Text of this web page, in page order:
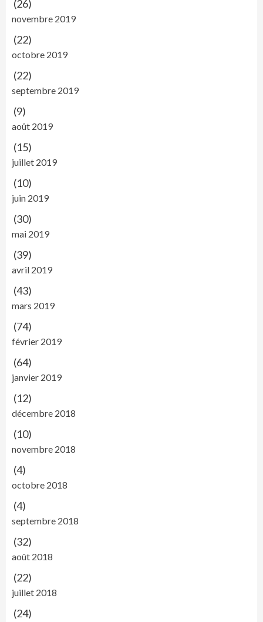
(26)
novembre 2019
(22)
octobre 2019
(22)
septembre 2019
(9)
août 2019
(15)
juillet 2019
(10)
juin 2019
(30)
mai 2019
(39)
avril 2019
(43)
mars 2019
(74)
février 2019
(64)
janvier 2019
(12)
décembre 2018
(10)
novembre 2018
(4)
octobre 2018
(4)
septembre 2018
(32)
août 2018
(22)
juillet 2018
(24)